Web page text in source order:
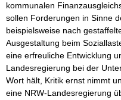
kommunalen
sollen Forderungen in Sinne
beispielsweise nach
Ausgestaltung beim
eine erfreuliche Entwicklung
Landesregierung bei der
Wort hält, Kritik ernst nimmt
eine NRW-Landesregierung